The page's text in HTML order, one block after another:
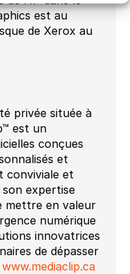
est au
de Xerox au
privée située à
est un
conçues
et
conviviale et
expertise
mettre en valeur
numérique
innovatrices
de dépasser
www.mediaclip.ca